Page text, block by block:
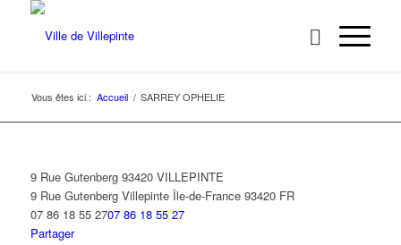
Vous êtes ici : Accueil / SARREY OPHELIE
9 Rue Gutenberg 93420 VILLEPINTE
9 Rue Gutenberg Villepinte Île-de-France 93420 FR
07 86 18 55 2707 86 18 55 27
Partager